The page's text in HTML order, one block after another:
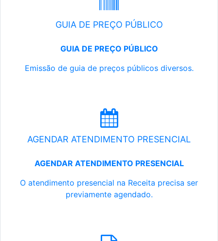
GUIA DE PREÇO PÚBLICO
GUIA DE PREÇO PÚBLICO
Emissão de guia de preços públicos diversos.
AGENDAR ATENDIMENTO PRESENCIAL
AGENDAR ATENDIMENTO PRESENCIAL
O atendimento presencial na Receita precisa ser
previamente agendado.